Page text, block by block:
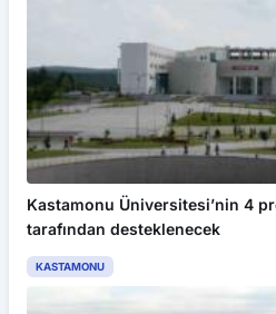
Kastamonu Üniversitesi’nin 4
tarafından desteklenecek
KASTAMONU